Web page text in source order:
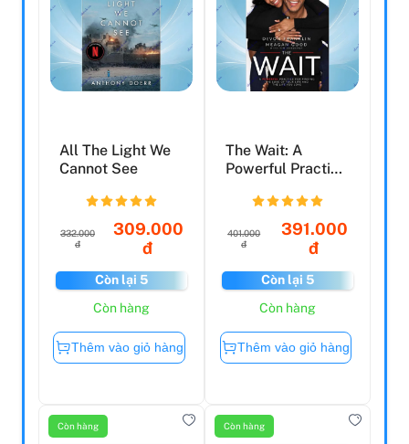
All The Light We
Cannot See
332.000
đ
309.000
đ
Còn lại 5
Còn hàng
Thêm vào giỏ hàng
The Wait: A
Powerful Practice
Love...
401.000
đ
391.000
đ
Còn lại 5
Còn hàng
Thêm vào giỏ hàng
Còn hàng Còn hàng